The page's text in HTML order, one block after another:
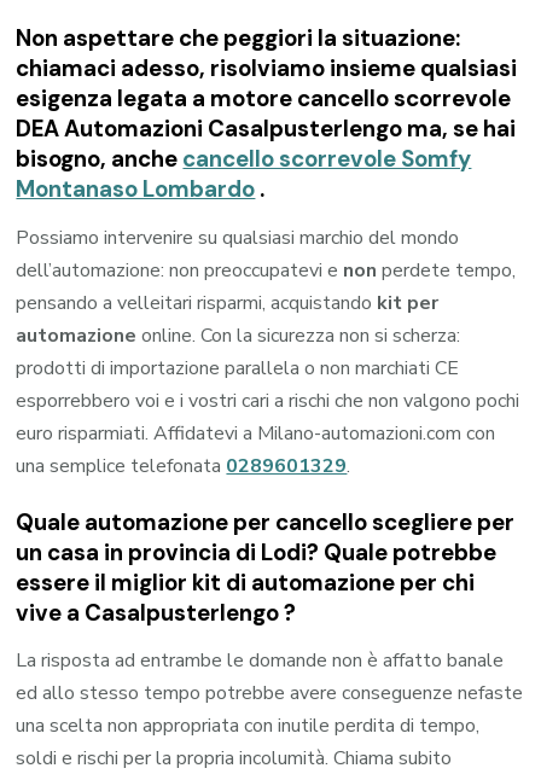
Non aspettare che peggiori la situazione:
chiamaci adesso, risolviamo insieme qualsiasi
esigenza legata a motore cancello scorrevole
DEA Automazioni Casalpusterlengo ma, se hai
bisogno, anche cancello scorrevole Somfy
Montanaso Lombardo .
Possiamo intervenire su qualsiasi marchio del mondo
dell’automazione: non preoccupatevi e non perdete tempo,
pensando a velleitari risparmi, acquistando kit per
automazione online. Con la sicurezza non si scherza:
prodotti di importazione parallela o non marchiati CE
esporrebbero voi e i vostri cari a rischi che non valgono pochi
euro risparmiati. Affidatevi a Milano-automazioni.com con
una semplice telefonata 0289601329.
Quale automazione per cancello scegliere per
un casa in provincia di Lodi? Quale potrebbe
essere il miglior kit di automazione per chi
vive a Casalpusterlengo?
La risposta ad entrambe le domande non è affatto banale
ed allo stesso tempo potrebbe avere conseguenze nefaste
una scelta non appropriata con inutile perdita di tempo,
soldi e rischi per la propria incolumità. Chiama subito